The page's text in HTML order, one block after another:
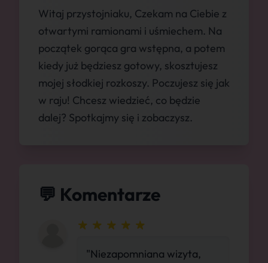
Witaj przystojniaku, Czekam na Ciebie z
otwartymi ramionami i uśmiechem. Na
początek gorąca gra wstępna, a potem
kiedy już będziesz gotowy, skosztujesz
mojej słodkiej rozkoszy. Poczujesz się jak
w raju! Chcesz wiedzieć, co będzie
dalej? Spotkajmy się i zobaczysz.
💬 Komentarze
"Niezapomniana wizyta,